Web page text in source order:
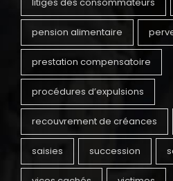
pension alimentaire
prestation compensatoire
procédures d’expulsions
recouvrement de créances
saisies succession